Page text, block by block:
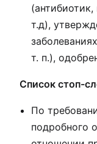
т.д),
т. п.),
Список стоп-
По
подробного